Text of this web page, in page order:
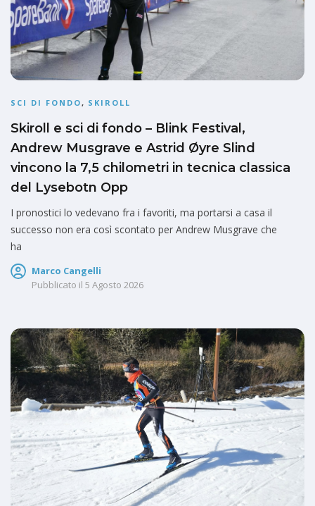
SCI DI FONDO, SKIROLL
Skiroll e sci di fondo – Blink Festival,
Andrew Musgrave e Astrid Øyre Slind
vincono la 7,5 chilometri in tecnica classica
del Lysebotn Opp
I pronostici lo vedevano fra i favoriti, ma portarsi a casa il
successo non era così scontato per Andrew Musgrave che
ha
Marco Cangelli
Pubblicato il 5 Agosto 2026